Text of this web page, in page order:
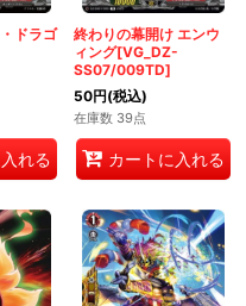
ドラゴ
れる
終わりの幕開け エンウ
ィング[VG_DZ-
SS07/009TD]
50円(税込)
在庫数 39点
カートに入れる